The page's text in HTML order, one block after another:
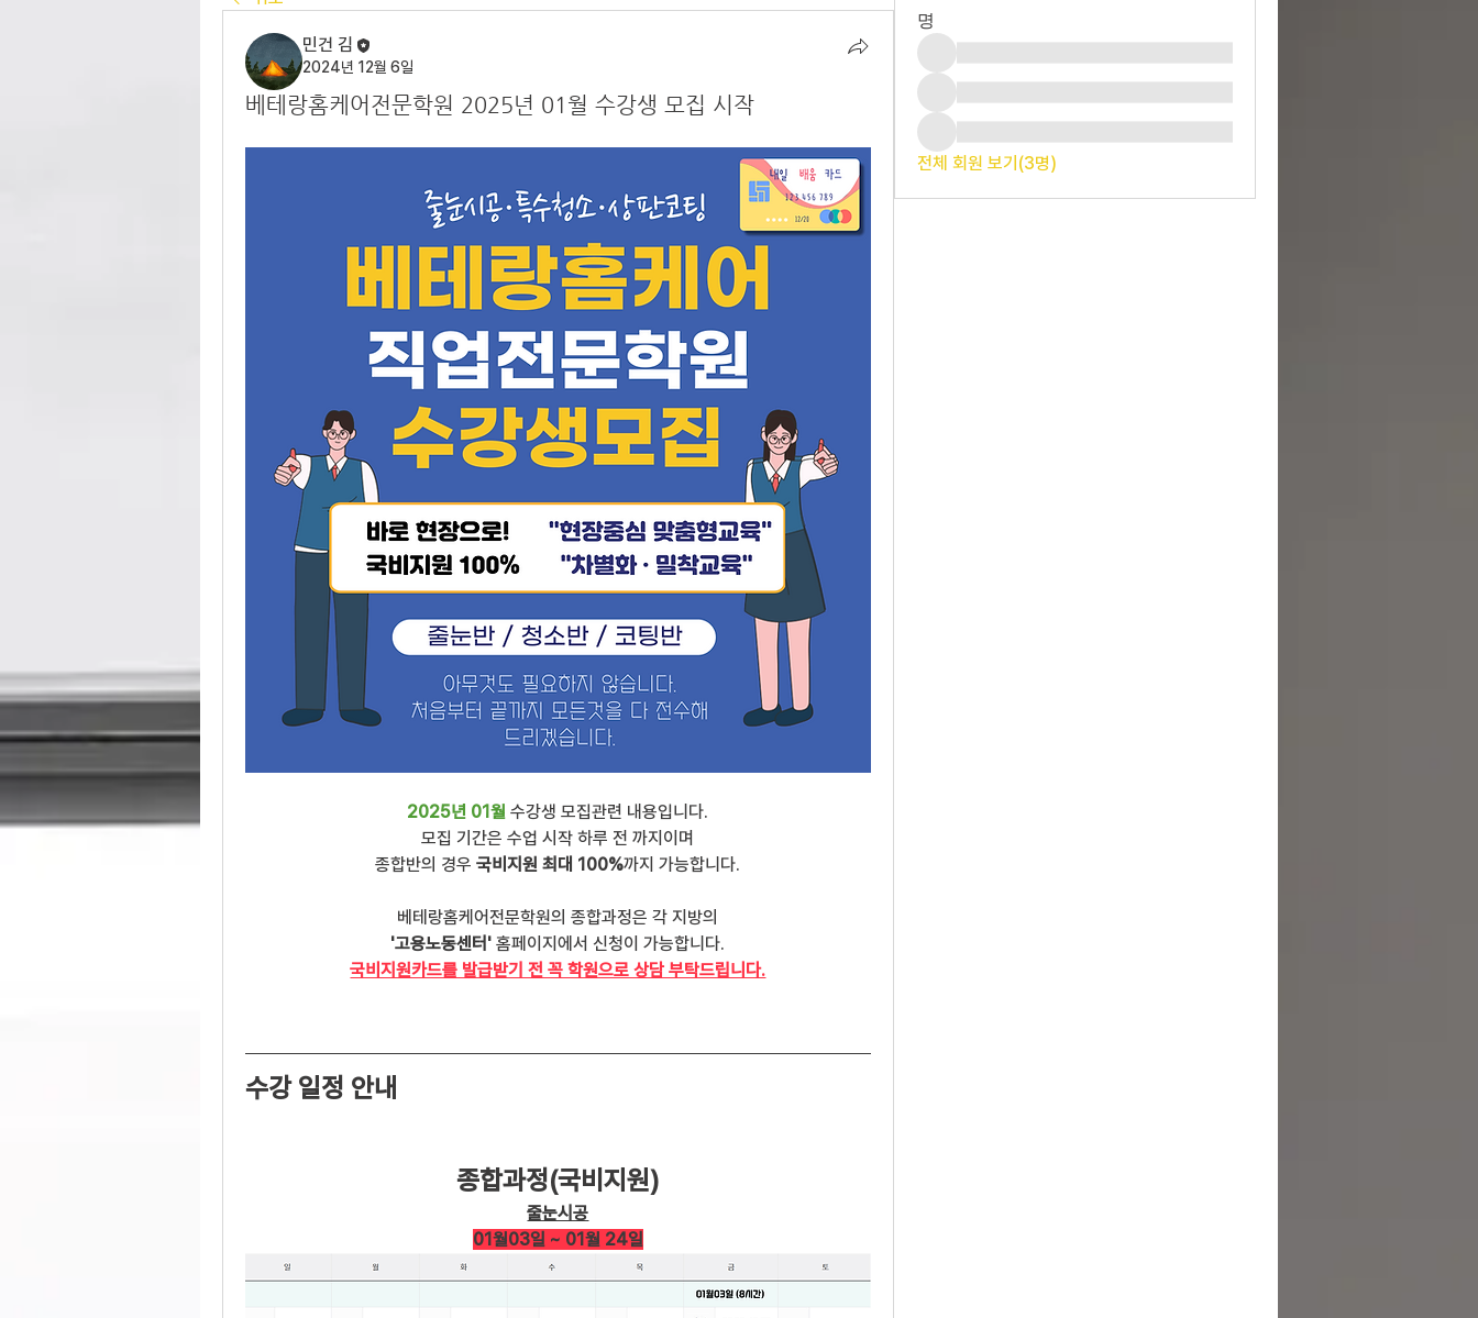
민건 김
2024년 12월 6일
베테랑홈케어전문학원 2025년 01월 수강생 모집 시작
2025년 01월 수강생 모집관련 내용입니다.
모집 기간은 수업 시작 하루 전 까지이며
종합반의 경우 국비지원 최대 100%까지 가능합니다.
베테랑홈케어전문학원의 종합과정은 각 지방의
'고용노동센터' 홈페이지에서 신청이 가능합니다.
국비지원카드를 발급받기 전 꼭 학원으로 상담 부탁드립니다.
수강 일정 안내
종합과정(국비지원)
줄눈시공
01월03일 ~ 01월 24일
명
전체 회원 보기(3명)